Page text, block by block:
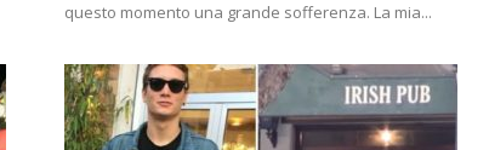
questo momento una grande sofferenza. La mia...